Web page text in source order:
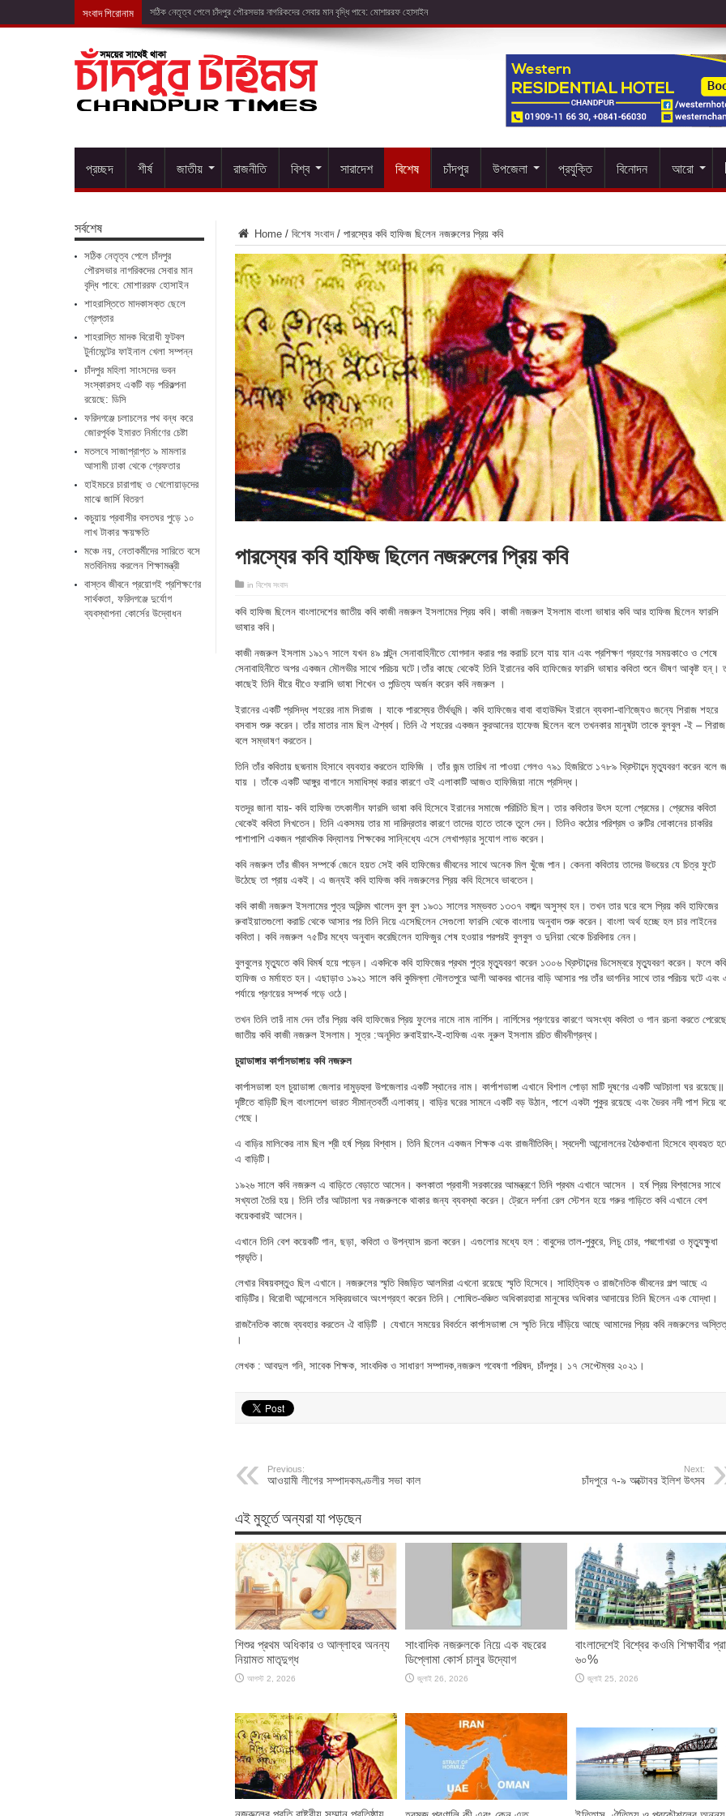
সংবাদ শিরোনাম শাহরাস্তিতে মাদকাসক
প্রচ্ছদ শীর্ষ জাতীয় রাজনীতি বিশ্ব সারাদেশ বিশেষ চাঁদপুর উপজেলা প্রযুক্তি বিনোদন আরো
Home / বিশেষ সংবাদ / পারস্যের কবি হাফিজ ছিলেন নজরুলের প্রিয় কবি
পারস্যের কবি হাফিজ ছিলেন নজরুলের প্রিয় কবি
in বিশেষ সংবাদ
কবি হাফিজ ছিলেন বাংলাদেশের জাতীয় কবি কাজী নজরুল ইসলামের প্রিয় কবি। কাজী নজরুল ইসলাম বাংলা ভাষার কবি আর হাফিজ ছিলেন ফারসি
ভাষার কবি।
কাজী নজরুল ইসলাম ১৯১৭ সালে যখন ৪৯ পল্টুন সেনাবাহিনীতে যোগদান করার পর করাচি চলে যায় যান এবং প্রশিক্ষণ গ্রহণের সময়কাওে ও শেষে
সেনাবাহিনীতে অপর একজন মৌলভীর সাথে পরিচয় ঘটে।তাঁর কাছে থেকেই তিনি ইরানের কবি হাফিজের ফারসি ভাষার কবিতা শুনে ভীষণ আকৃষ্ট হন্।
কাছেই তিনি ধীরে ধীওে ফরাসি ভাষা শিখেন ও পন্ডিত্য অর্জন করেন কবি নজরুল ।
ইরানের একটি প্রসিদ্ধ শহরের নাম সিরাজ । যাকে পারস্যের তীর্থভূমি। কবি হাফিজের বাবা বাহাউদ্দিন ইরানে ব্যবসা-বাণিজ্যেও জন্যে শিরাজ শহরে
বসবাস শুরু করেন। তাঁর মাতার নাম ছিল ঐশ্বর্য। তিনি ঐ শহরের একজন কুরআনের হাফেজ ছিলেন বলে তখনকার মানুষটা তাকে বুলবুল -ই – শিরাজ
বলে সম্ভাষণ করতেন।
তিনি তাঁর কবিতায় ছদ্মনাম হিসাবে ব্যবহার করতেন হাফিজি । তাঁর জন্ম তারিখ না পাওয়া গেলও ৭৯১ হিজরিতে ১৭৮৯ খ্রিস্টাব্দে মৃত্যুবরণ করেন বলে
যায় । তাঁকে একটি আঙ্গুর বাগানে সমাধিস্থ করার কারণে ওই এলাকাটি আজও হাফিজিয়া নামে প্রসিদ্ধ।
যতদূর জানা যায়- কবি হাফিজ তৎকালীন ফারসি ভাষা কবি হিসেবে ইরানের সমাজে পরিচিতি ছিল। তার কবিতার উৎস হলো প্রেমের। প্রেমের কবিতা
থেকেই কবিতা লিখতেন। তিনি একসময় তার মা দারিদ্রতার কারণে তাদের হাতে তাকে তুলে দেন। তিনিও কঠোর পরিশ্রম ও রুটির দোকানের চাকরির
পাশাপাশি একজন প্রাথমিক বিদ্যালয় শিক্ষকের সান্নিধ্যে এসে লেখাপড়ার সুযোগ লাভ করেন।
কবি নজরুল তাঁর জীবন সম্পর্কে জেনে হয়ত সেই কবি হাফিজের জীবনের সাথে অনেক মিল খুঁজে পান। কেননা কবিতায় তাদের উভয়ের যে চিত্র ফুটে
উঠেছে তা প্রায় একই। এ জন্যই কবি হাফিজ কবি নজরুলের প্রিয় কবি হিসেবে ভাবতেন।
কবি কাজী নজরুল ইসলামের পুত্র অরিন্দম খালেদ বুল বুল ১৯৩১ সালের সম্ভবত ১৩৩৭ বঙ্গাব্দ অসুস্থ হন। তখন তার ঘরে বসে প্রিয় কবি হাফিজের
রুবাইয়াতগুলো করাচি থেকে আসার পর তিনি নিয়ে এসেছিলেন সেগুলো ফারসি থেকে বাংলায় অনুবাদ শুরু করেন। বাংলা অর্থ হচ্ছে হল চার লাইনের
কবিতা। কবি নজরুল ৭৫টির মধ্যে অনুবাদ করেছিলেন হাফিজুর শেষ হওয়ার পরপরই বুলবুল ও দুনিয়া থেকে চিরবিদায় নেন।
বুলবুলের মৃত্যুতে কবি বিমর্ষ হয়ে পড়েন। একদিকে কবি হাফিজের প্রথম পুত্র মৃত্যুবরণ করেন ১৩০৬ খ্রিস্টাব্দের ডিসেম্বরে মৃত্যুবরণ করেন। ফলে কবি
হাফিজ ও মর্মাহত হন। এছাড়াও ১৯২১ সালে কবি কুমিল্লা দৌলতপুরে আলী আকবর খানের বাড়ি আসার পর তাঁর ভাগনির সাথে তার পরিচয় ঘটে এবং
পর্যায়ে প্রণয়ের সম্পর্ক গড়ে ওঠে।
তখন তিনি তারঁ নাম দেন তাঁর প্রিয় কবি হাফিজের প্রিয় ফুলের নামে নাম নার্গিস। নার্গিসের প্রণয়ের কারণে অসংখ্য কবিতা ও গান রচনা করতে
জাতীয় কবি কাজী নজরুল ইসলাম। সূত্র :অনূদিত রুবাইয়াৎ-ই-হাফিজ এবং নুরুল ইসলাম রচিত জীবনীগ্রন্থ।
চুয়াডাঙ্গার কার্পাসডাঙ্গায় কবি নজরুল
কার্পাসডাঙ্গা হল চুয়াডাঙ্গা জেলার দামুড়হুদা উপজেলার একটি স্থানের নাম। কার্পাশডাঙ্গা এখানে বিশাল পোড়া মাটি দূষণের একটি আটচালা ঘর রয়েছে॥
দৃষ্টিতে বাড়িটি ছিল বাংলাদেশ ভারত সীমান্তবর্তী এলাকায়্। বাড়ির ঘরের সামনে একটি বড় উঠান, পাশে একটা পুকুর রয়েছে এবং ভৈরব নদী পাশ দিয়ে
গেছে।
এ বাড়ির মালিকের নাম ছিল শ্রী হর্ষ প্রিয় বিশ্বাস। তিনি ছিলেন একজন শিক্ষক এবং রাজনীতিবিদ্। স্বদেশী আন্দোলনের বৈঠকখানা হিসেবে ব্যবহৃত
এ বাড়িটি।
১৯২৬ সালে কবি নজরুল এ বাড়িতে বেড়াতে আসেন। কলকাতা প্রবাসী সরকারের আমন্ত্রণে তিনি প্রথম এখানে আসেন । হর্ষ প্রিয় বিশ্বাসের সাথে
সখ্যতা তৈরি হয়। তিনি তাঁর আটচালা ঘর নজরুলকে থাকার জন্য ব্যবস্থা করেন। ট্রেনে দর্শনা রেল স্টেশন হয়ে গরুর গাড়িতে কবি এখানে বেশ
কয়েকবারই আসেন।
এখানে তিনি বেশ কয়েকটি গান, ছড়া, কবিতা ও উপন্যাস রচনা করেন। এগুলোর মধ্যে হল : বাবুদের তাল-পুকুরে, লিচু চোর, পদ্মগোখরা ও মৃত্যুক্ষুধা
প্রভৃতি।
লেখার বিষয়বস্তুও ছিল এখানে। নজরুলের স্মৃতি বিজড়িত আলমিরা এখনো রয়েছে স্মৃতি হিসেবে। সাহিত্যিক ও রাজনৈতিক জীবনের গল্প আছে এ
বাড়িটির। বিরোধী আন্দোলনে সক্রিয়ভাবে অংশগ্রহণ করেন তিনি। শোষিত-বঞ্চিত অধিকারহারা মানুষের অধিকার আদায়ের তিনি ছিলেন এক যোদ্ধা।
রাজনৈতিক কাজে ব্যবহার করতেন ঐ বাড়িটি । যেখানে সময়ের বিবর্তনে কার্পাসডাঙ্গা সে স্মৃতি নিয়ে দাঁড়িয়ে আছে আমাদের প্রিয় কবি নজরুলের
।
লেখক : আবদুল গনি, সাবেক শিক্ষক, সাংবদিক ও সাধারণ সম্পাদক,নজরুল গবেষণা পরিষদ, চাঁদপুর। ১৭ সেপ্টেম্বর ২০২১।
Previous:
আওয়ামী লীগের সম্পাদকমণ্ডলীর সভা কাল
Next:
চাঁদপুরে ৭-৯ অক্টোবর ইলিশ উৎসব
এই মুহূর্তে অন্যরা যা পড়ছেন
শিশুর প্রথম অধিকার ও আল্লাহর অনন্য
নিয়ামত মাতৃদুগ্ধ
আগস্ট 2, 2026
সাংবাদিক নজরুলকে নিয়ে এক বছরের
ডিপ্লোমা কোর্স চালুর উদ্যোগ
জুলাই 26, 2026
বাংলাদেশেই বিশ্বের কওমি শিক্ষার্থীর
৬০%
জুলাই 25, 2026
সর্বশেষ
সঠিক নেতৃত্ব পেলে চাঁদপুর
পৌরসভার নাগরিকদের সেবার মান
বৃদ্ধি পাবে: মোশাররফ হোসাইন
শাহরাস্তিতে মাদকাসক্ত ছেলে
গ্রেপ্তার
শাহরাস্তি মাদক বিরোধী ফুটবল
টুর্নামেন্টের ফাইনাল খেলা সম্পন্ন
চাঁদপুর মহিলা সাংসদের ভবন
সংস্কারসহ একটি বড় পরিকল্পনা
রয়েছে: ডিসি
ফরিদগঞ্জে চলাচলের পথ বন্ধ করে
জোরপূর্বক ইমারত নির্মাণের চেষ্টা
মতলবে সাজাপ্রাপ্ত ৯ মামলার
আসামী ঢাকা থেকে গ্রেফতার
হাইমচরে চারাগাছ ও খেলোয়াড়দের
মাঝে জার্সি বিতরণ
কচুয়ায় প্রবাসীর বসতঘর পুড়ে ১০
লাখ টাকার ক্ষয়ক্ষতি
মঞ্চে নয়, নেতাকর্মীদের সারিতে বসে
মতবিনিময় করলেন শিক্ষামন্ত্রী
​বাস্তব জীবনে প্রয়োগই প্রশিক্ষণের
সার্থকতা, ফরিদগঞ্জে দুর্যোগ
ব্যবস্থাপনা কোর্সের উদ্বোধন